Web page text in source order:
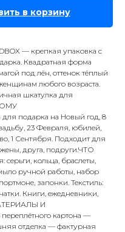
в корзину
— крепкая упаковка с
Квадратная форма
под лён, оттенок тёплый
любого возраста.
шкатулка для
подарка на Новый год, 8
23 Февраля, юбилей,
1 Сентября. Подходит для
жены, друга, подруги.ЧТО
кольца, браслеты,
ручной работы, набор
запонки. Текстиль:
Книги, ежедневники,
И
картона —
отделка — фактурная